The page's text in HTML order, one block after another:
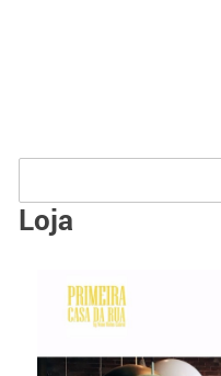
Loja